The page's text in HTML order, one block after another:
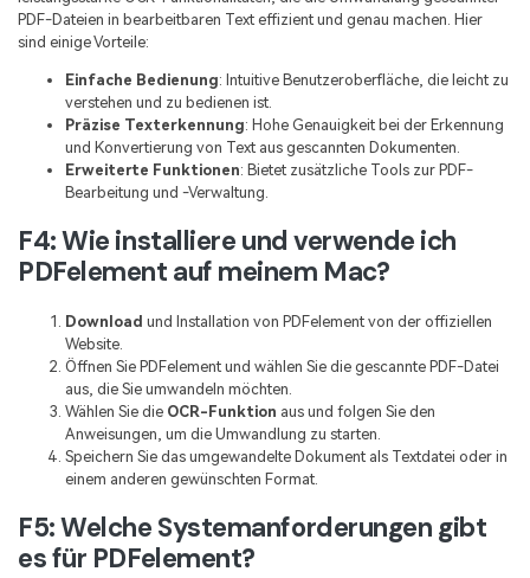
PDF-Dateien in bearbeitbaren Text effizient und genau machen. Hier
sind einige Vorteile:
Einfache Bedienung: Intuitive Benutzeroberfläche, die leicht zu
verstehen und zu bedienen ist.
Präzise Texterkennung: Hohe Genauigkeit bei der Erkennung
und Konvertierung von Text aus gescannten Dokumenten.
Erweiterte Funktionen: Bietet zusätzliche Tools zur PDF-
Bearbeitung und -Verwaltung.
F4: Wie installiere und verwende ich
PDFelement auf meinem Mac?
Download und Installation von PDFelement von der offiziellen
Website.
Öffnen Sie PDFelement und wählen Sie die gescannte PDF-Datei
aus, die Sie umwandeln möchten.
Wählen Sie die OCR-Funktion aus und folgen Sie den
Anweisungen, um die Umwandlung zu starten.
Speichern Sie das umgewandelte Dokument als Textdatei oder in
einem anderen gewünschten Format.
F5: Welche Systemanforderungen gibt
es für PDFelement?